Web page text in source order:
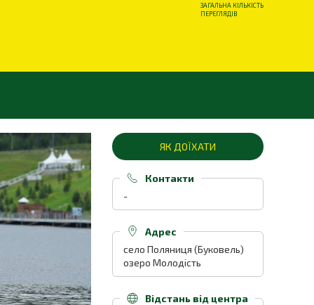
ЗАГАЛЬНА КІЛЬКІСТЬ
ПЕРЕГЛЯДІВ
ЯК ДОЇХАТИ
Контакти
-
Адрес
село Поляниця (Буковель)
озеро Молодість
Відстань від центра